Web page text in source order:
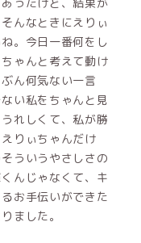
んなときにえりぃ
。今日一番何をし
ゃんと考えて動け
ん何気ない一言
い私をちゃんと見
れしくて、私が勝
りぃちゃんだけ
ういうやさしさの
んじゃなくて、キ
お手伝いができた
ました。